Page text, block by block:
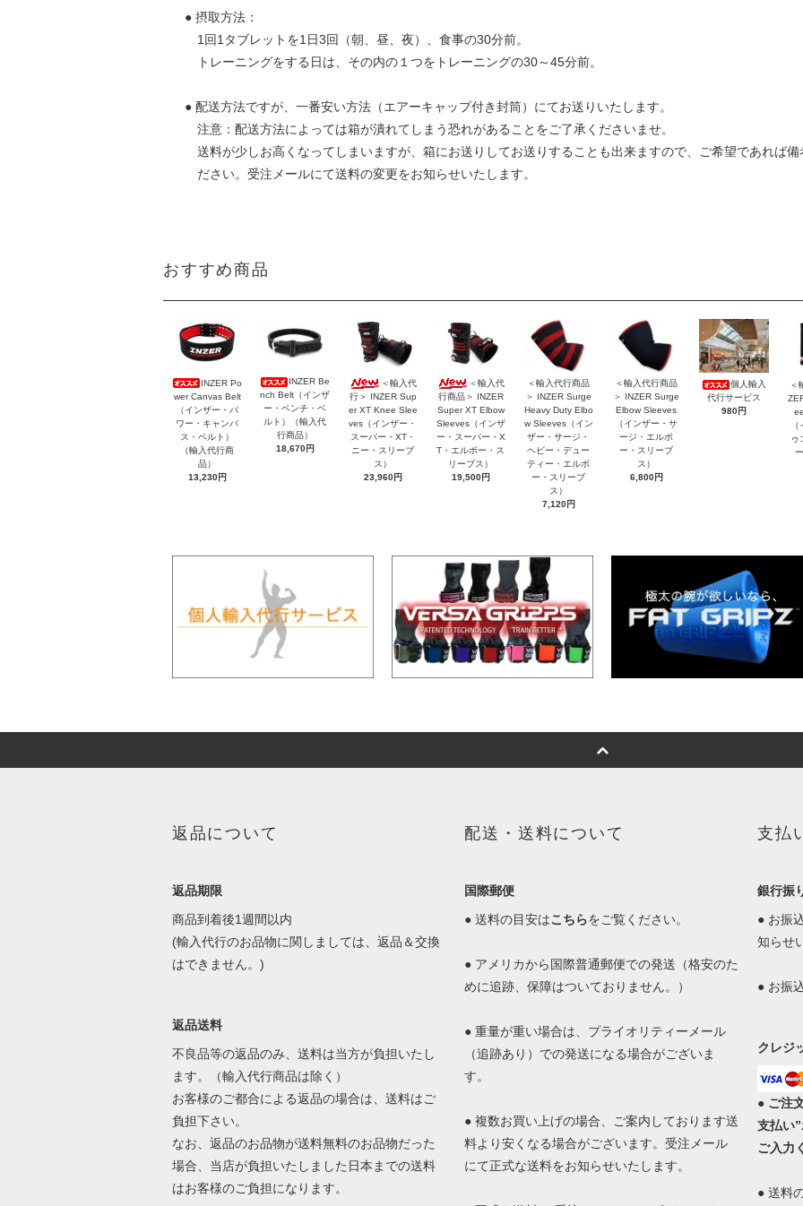
● 摂取方法：
1回1タブレットを1日3回（朝、昼、夜）、食事の30分前。
トレーニングをする日は、その内の１つをトレーニングの30～45分前。
● 配送方法ですが、一番安い方法（エアーキャップ付き封筒）にてお送りいたします。
注意：配送方法によっては箱が潰れてしまう恐れがあることをご了承くださいませ。
送料が少しお高くなってしまいますが、箱にお送りしてお送りすることも出来ますので、ご希望であれば備
ださい。受注メールにて送料の変更をお知らせいたします。
おすすめ商品
INZER Po
wer Canvas Belt
（インザー・パ
ワー・キャンバ
ス・ベルト）
（輸入代行商
品）
13,230円
INZER Be
nch Belt（インザ
ー・ベンチ・ベ
ルト）（輸入代
行商品）
18,670円
＜輸入代
行＞ INZER Sup
er XT Knee Slee
ves（インザー・
スーパー・XT・
ニー・スリーブ
ス）
23,960円
＜輸入代
行商品＞ INZER
Super XT Elbow
Sleeves（インザ
ー・スーパー・X
T・エルボー・ス
リーブス）
19,500円
＜輸入代行商品
＞ INZER Surge
Heavy Duty Elbo
w Sleeves（イン
ザー・サージ・
ヘビー・デュー
ティー・エルボ
ー・スリーブ
ス）
7,120円
＜輸入代行商品
＞ INZER Surge
Elbow Sleeves
（インザー・サ
ージ・エルボ
ー・スリーブ
ス）
6,800円
個人輸入
代行サービス
980円
＜
ゥ
返品について
返品期限
商品到着後1週間以内
(輸入代行のお品物に関しましては、返品＆交換
はできません。)
返品送料
不良品等の返品のみ、送料は当方が負担いたし
ます。（輸入代行商品は除く）
お客様のご都合による返品の場合は、送料はご
負担下さい。
なお、返品のお品物が送料無料のお品物だった
場合、当店が負担いたしました日本までの送料
はお客様のご負担になります。
配送・送料について
国際郵便
● 送料の目安はこちらをご覧ください。
● アメリカから国際普通郵便での発送（格安のた
めに追跡、保障はついておりません。）
● 重量が重い場合は、プライオリティーメール
（追跡あり）での発送になる場合がございま
す。
● 複数お買い上げの場合、ご案内しております送
料より安くなる場合がございます。受注メール
にて正式な送料をお知らせいたします。
支払
銀行振
● お振
知らせ
● お振
クレジ
● ご注
支払い
ご入力
● 送料